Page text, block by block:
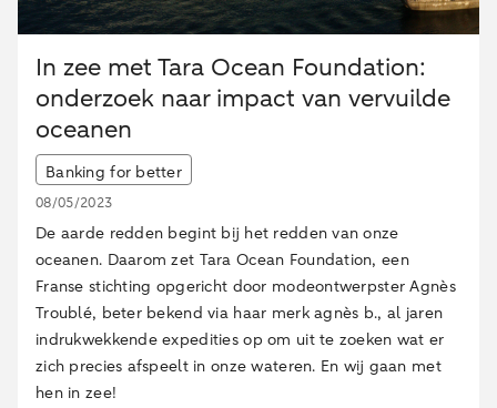
In zee met Tara Ocean Foundation:
onderzoek naar impact van vervuilde
oceanen
Banking for better
08/05/2023
De aarde redden begint bij het redden van onze
oceanen. Daarom zet Tara Ocean Foundation, een
Franse stichting opgericht door modeontwerpster Agnès
Troublé, beter bekend via haar merk agnès b., al jaren
indrukwekkende expedities op om uit te zoeken wat er
zich precies afspeelt in onze wateren. En wij gaan met
hen in zee!